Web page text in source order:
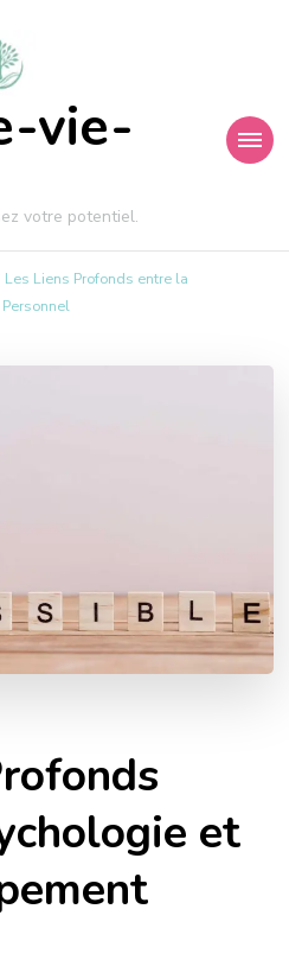
vie-
votre potentiel.
Les Liens Profonds entre la
et